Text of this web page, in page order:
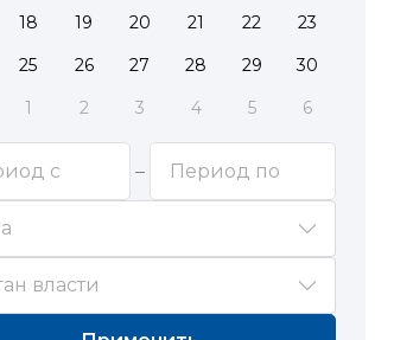
18 19 20 21 22
23
25 26 27 28 29
30
1 2 3 4 5 6
власти